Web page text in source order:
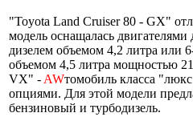
"Toyota Land Cruiser 80 - GX"
модель оснащалась
дизелем объемом 4,2 литра или
объемом 4,5 литра мощностью
VX" - AWтомобиль класса
опциями. Для этой модели
бензиновый и турбодизель.